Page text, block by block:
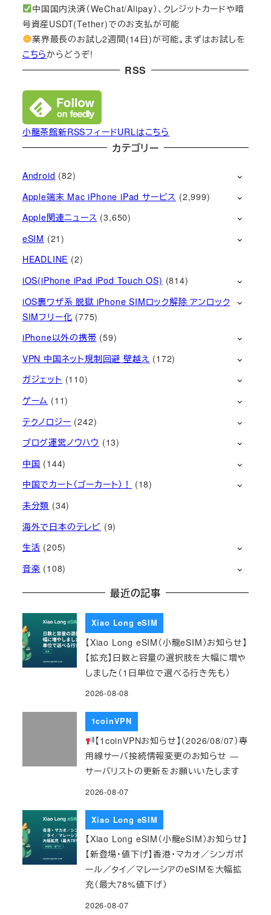
中国国内決済（WeChat/Alipay）、クレジットカードや暗
号資産USDT(Tether)でのお支払が可能
業界最長のお試し2週間(14日)が可能。まずはお試しを
こちらからどうぞ!
RSS
小龍茶館新RSSフィードURLはこちら
カテゴリー
Android (82)
Apple端末 Mac iPhone iPad サービス (2,999)
Apple関連ニュース (3,650)
eSIM (21)
HEADLINE (2)
iOS(iPhone iPad iPod Touch OS) (814)
iOS裏ワザ系 脱獄 iPhone SIMロック解除 アンロック
SIMフリー化 (775)
iPhone以外の携帯 (59)
VPN 中国ネット規制回避 壁越え (172)
ガジェット (110)
ゲーム (11)
テクノロジー (242)
ブログ運営ノウハウ (13)
中国 (144)
中国でカート（ゴーカート）！
(18)
未分類 (34)
海外で日本のテレビ (9)
生活 (205)
音楽 (108)
最近の記事
Xiao Long eSIM
【Xiao Long eSIM（小龍eSIM）お知らせ】
【拡充】日数と容量の選択肢を大幅に増や
しました（1日単位で選べる行き先も）
2026-08-08
1coinVPN
【1coinVPNお知らせ】（2026/08/07）専
用線サーバ接続情報変更のお知らせ ―
サーバリストの更新をお願いいたします
2026-08-07
Xiao Long eSIM
【Xiao Long eSIM（小龍eSIM）お知らせ】
【新登場・値下げ】香港・マカオ／シンガポ
ール／タイ／マレーシアのeSIMを大幅拡
充（最大78%値下げ）
2026-08-07